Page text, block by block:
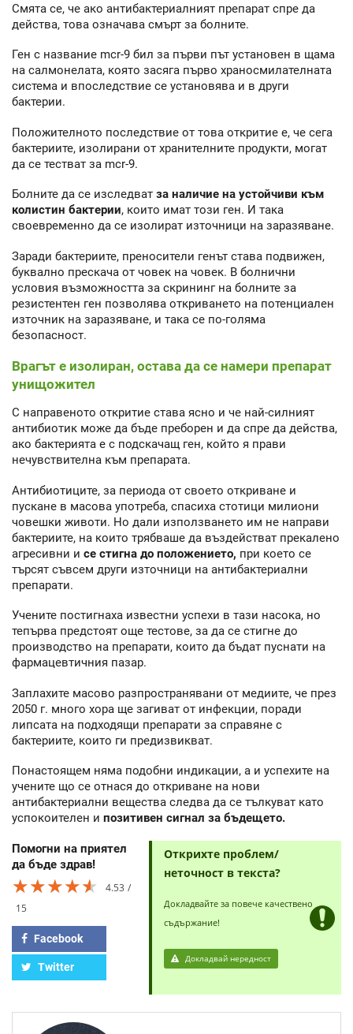
Смята се, че ако антибактериалният препарат спре да
действа, това означава смърт за болните.
Ген с название mcr-9 бил за първи път установен в щама
на салмонелата, която засяга първо храносмилателната
система и впоследствие се установява и в други
бактерии.
Положителното последствие от това откритие е, че сега
бактериите, изолирани от хранителните продукти, могат
да се тестват за mcr-9.
Болните да се изследват за наличие на устойчиви към
колистин бактерии, които имат този ген. И така
своевременно да се изолират източници на заразяване.
Заради бактериите, преносители генът става подвижен,
буквално прескача от човек на човек. В болнични
условия възможността за скрининг на болните за
резистентен ген позволява откриването на потенциален
източник на заразяване, и така се по-голяма
безопасност.
Врагът е изолиран, остава да се намери препарат
унищожител
С направеното откритие става ясно и че най-силният
антибиотик може да бъде преборен и да спре да действа,
ако бактерията е с подскачащ ген, който я прави
нечувствителна към препарата.
Антибиотиците, за периода от своето откриване и
пускане в масова употреба, спасиха стотици милиони
човешки животи. Но дали използването им не направи
бактериите, на които трябваше да въздействат прекалено
агресивни и се стигна до положението, при което се
търсят съвсем други източници на антибактериални
препарати.
Учените постигнаха известни успехи в тази насока, но
тепърва предстоят още тестове, за да се стигне до
производство на препарати, които да бъдат пуснати на
фармацевтичния пазар.
Заплахите масово разпространявани от медиите, че през
2050 г. много хора ще загиват от инфекции, поради
липсата на подходящи препарати за справяне с
бактериите, които ги предизвикват.
Понастоящем няма подобни индикации, а и успехите на
учените що се отнася до откриване на нови
антибактериални вещества следва да се тълкуват като
успокоителен и позитивен сигнал за бъдещето.
Помогни на приятел
да бъде здрав!
★★★★★
★★★★★
★★★★★
4.53
15
Facebook
Twitter
Открихте проблем/
неточност в текста?
Докладвайте за повече качествено
съдържание!
Докладвай нередност